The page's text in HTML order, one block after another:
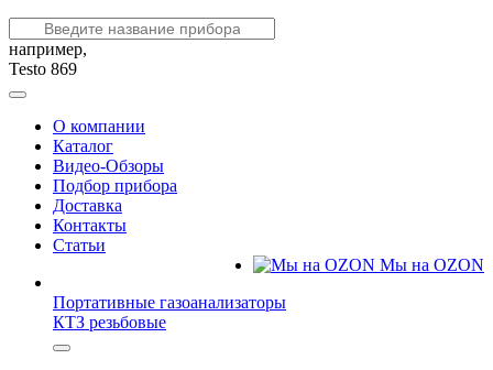
например,
Testo 869
О компании
Каталог
Видео-Обзоры
Подбор прибора
Доставка
Контакты
Статьи
Мы на OZON
Портативные газоанализаторы
КТЗ резьбовые